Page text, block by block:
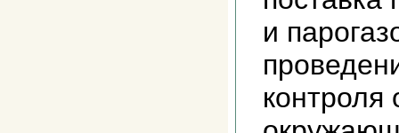
и
контроля